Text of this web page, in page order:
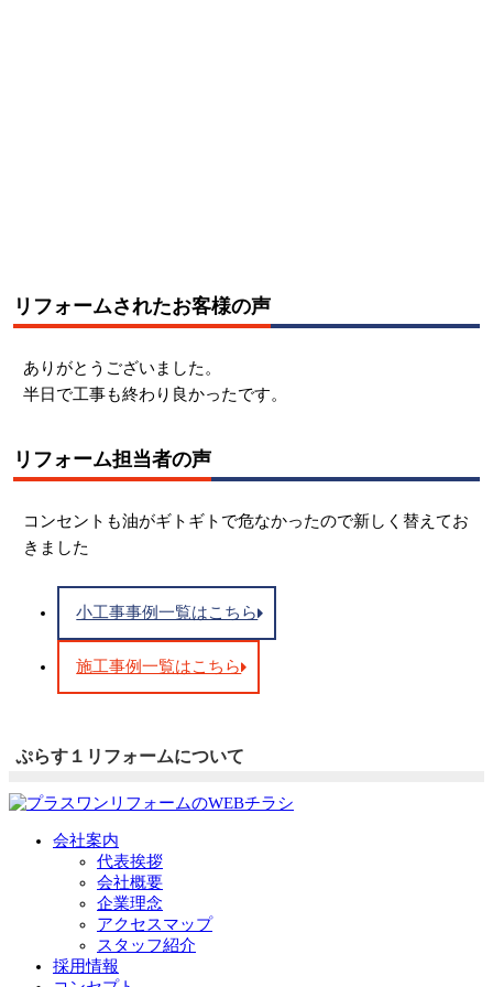
リフォームされたお客様の声
ありがとうございました。
半日で工事も終わり良かったです。
リフォーム担当者の声
コンセントも油がギトギトで危なかったので新しく替えてお
きました
小工事事例一覧はこちら
施工事例一覧はこちら
ぷらす１リフォームについて
会社案内
代表挨拶
会社概要
企業理念
アクセスマップ
スタッフ紹介
採用情報